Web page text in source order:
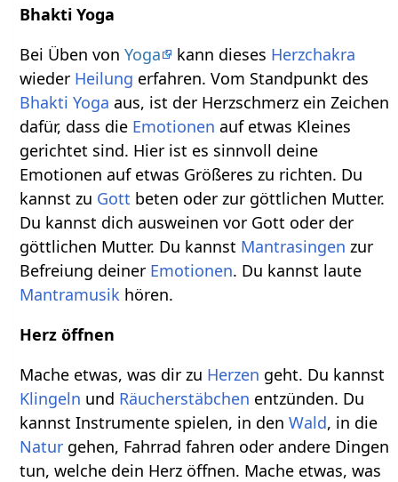
Bhakti Yoga
Bei Üben vonYoga kann dieses Herzchakra
wieder Heilung erfahren. Vom Standpunkt des
Bhakti Yoga aus, ist der Herzschmerz ein Zeichen
dafür, dass die Emotionen auf etwas Kleines
gerichtet sind. Hier ist es sinnvoll deine
Emotionen auf etwas Größeres zu richten. Du
kannst zu Gott beten oder zur göttlichen Mutter.
Du kannst dich ausweinen vor Gott oder der
göttlichen Mutter. Du kannst Mantrasingen zur
Befreiung deiner Emotionen. Du kannst laute
Mantramusik hören.
Herz öffnen
Mache etwas, was dir zu Herzen geht. Du kannst
Klingeln und Räucherstäbchen entzünden. Du
kannst Instrumente spielen, in denWald, in die
Natur gehen, Fahrrad fahren oder andere Dingen
tun, welche dein Herz öffnen. Mache etwas, was